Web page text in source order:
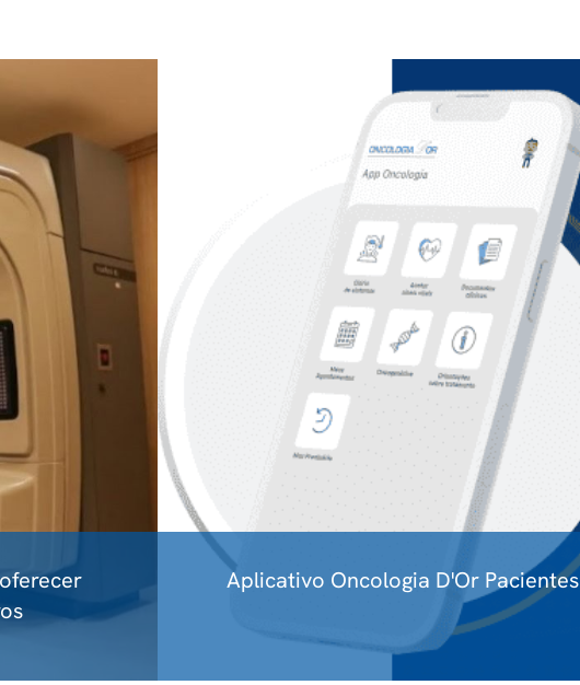
Aplicativo Oncologia D'Or Pacientes